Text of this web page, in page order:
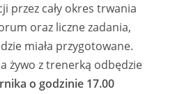
przez cały okres trwania
oraz liczne zadania,
miała przygotowane.
żywo z trenerką odbędzie
o godzinie 17.00